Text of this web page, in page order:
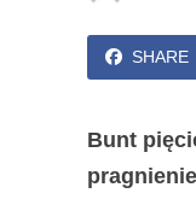
SHARE
Bunt